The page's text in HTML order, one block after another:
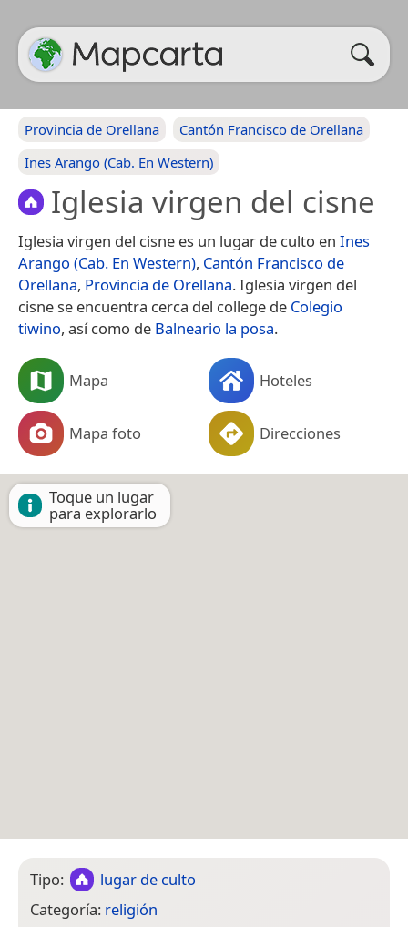
Provincia de Orellana
Cantón Francisco de Orellana
Ines Arango (Cab. En Western)
Iglesia virgen del cisne
Iglesia virgen del cisne es un lugar de culto en Ines
Arango (Cab. En Western), Cantón Francisco de
Orellana, Provincia de Orellana. Iglesia virgen del
cisne se encuentra cerca del college de Colegio
tiwino, así como de Balneario la posa.
Mapa Hoteles
Mapa foto Direcciones
Toque un lugar
para explorarlo
Tipo:
lugar de culto
Categoría: religión